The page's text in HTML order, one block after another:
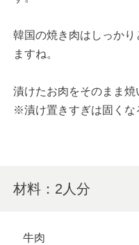
韓国の焼き肉はしっか
ますね。
漬けたお肉をそのまま焼
※漬け置きすぎは固くな
材料：2人分
牛肉